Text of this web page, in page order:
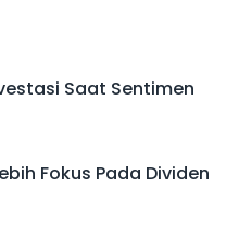
Saat Sentimen
Fokus Pada Dividen